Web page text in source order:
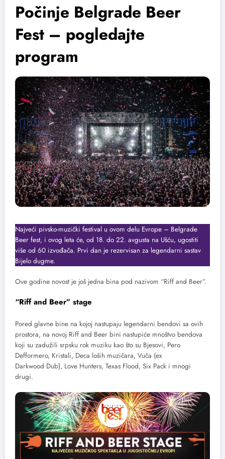
Počinje Belgrade Beer
Fest – pogledajte
program
Najveći pivsko-muzički festival u ovom delu Evrope – Belgrade
Beer fest, i ovog leta će, od 18. do 22. avgusta na Ušću, ugostiti
više od 60 izvođača. Prvi dan je rezervisan za legendarni sastav
Bijelo dugme.
Ove godine novost je još jedna bina pod nazivom “Riff and Beer”.
“Riff and Beer” stage
Pored glavne bine na kojoj nastupaju legendarni bendovi sa ovih
prostora, na novoj Riff and Beer bini nastupiće mnoštvo bendova
koji su zadužili srpsku rok muziku kao što su Bjesovi, Pero
Defformero, Kristali, Deca loših muzičara, Vuča (ex
Darkwood Dub), Love Hunters, Texas Flood, Six Pack i mnogi
drugi.